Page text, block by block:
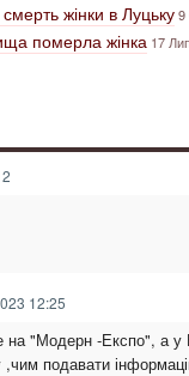
жінки в Луцьку9
померла жінка 17
12:25
"Модерн -Експо", а у
подавати